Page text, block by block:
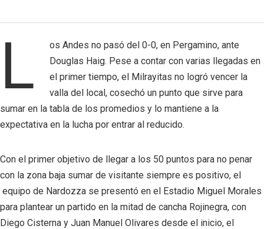
L
os Andes no pasó del 0-0, en Pergamino, ante
Douglas Haig. Pese a contar con varias llegadas en
el primer tiempo, el Milrayitas no logró vencer la
valla del local, cosechó un punto que sirve para
sumar en la tabla de los promedios y lo mantiene a la
expectativa en la lucha por entrar al reducido.
Con el primer objetivo de llegar a los 50 puntos para no penar
con la zona baja sumar de visitante siempre es positivo, el
equipo de Nardozza se presentó en el Estadio Miguel Morales
para plantear un partido en la mitad de cancha Rojinegra, con
Diego Cisterna y Juan Manuel Olivares desde el inicio, el